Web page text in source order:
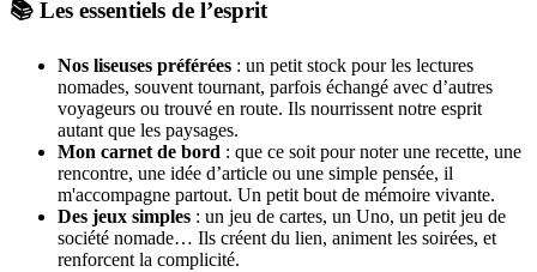
📚 Les essentiels de l’esprit
Nos liseuses préférées : un petit stock pour les lectures
nomades, souvent tournant, parfois échangé avec d’autres
voyageurs ou trouvé en route. Ils nourrissent notre esprit
autant que les paysages.
Mon carnet de bord : que ce soit pour noter une recette, une
rencontre, une idée d’article ou une simple pensée, il
m'accompagne partout. Un petit bout de mémoire vivante.
Des jeux simples : un jeu de cartes, un Uno, un petit jeu de
société nomade… Ils créent du lien, animent les soirées, et
renforcent la complicité.